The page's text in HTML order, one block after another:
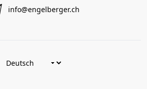
info@engelberger.ch